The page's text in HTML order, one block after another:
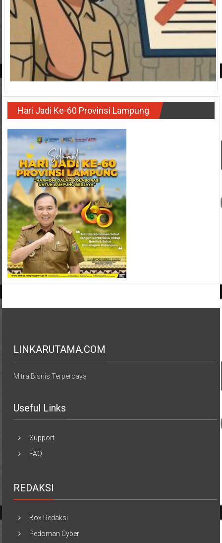
Hari Jadi Ke-60 Provinsi Lampung
LINKARUTAMA.COM
Mitra Bisnis Terpercaya
Useful Links
Support
FAQ
REDAKSI
Box Redaksi
Pedoman Cyber